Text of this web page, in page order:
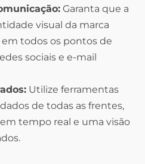
Garanta que a
visual da marca
todos os pontos de
sociais e e-mail
Utilize ferramentas
de todas as frentes,
tempo real e uma visão